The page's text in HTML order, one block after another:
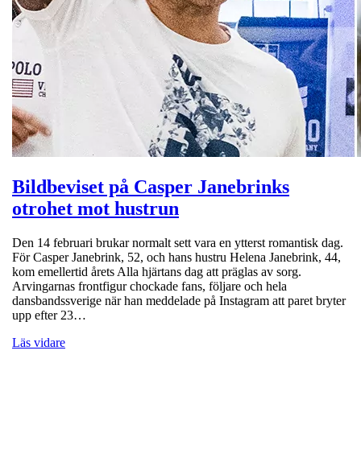
Bildbeviset på Casper Janebrinks
otrohet mot hustrun
Den 14 februari brukar normalt sett vara en ytterst romantisk dag.
För Casper Janebrink, 52, och hans hustru Helena Janebrink, 44,
kom emellertid årets Alla hjärtans dag att präglas av sorg.
Arvingarnas frontfigur chockade fans, följare och hela
dansbandssverige när han meddelade på Instagram att paret bryter
upp efter 23…
Läs vidare